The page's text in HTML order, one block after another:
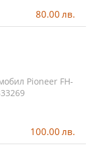
80.00 лв.
Pioneer FH-
100.00 лв.